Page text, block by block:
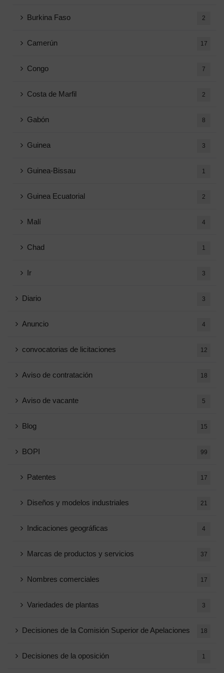
Burkina Faso 2
Camerún 17
Congo 7
Costa de Marfil 2
Gabón 8
Guinea 3
Guinea-Bissau 1
Guinea Ecuatorial 2
Malí 4
Chad 1
Ir 3
Diario 3
Anuncio 4
convocatorias de licitaciones 12
Aviso de contratación 18
Aviso de vacante 5
Blog 15
BOPI 99
Patentes 17
Diseños y modelos industriales 21
Indicaciones geográficas 4
Marcas de productos y servicios 37
Nombres comerciales 17
Variedades de plantas 3
Decisiones de la Comisión Superior de Apelaciones 18
Decisiones de la oposición 1